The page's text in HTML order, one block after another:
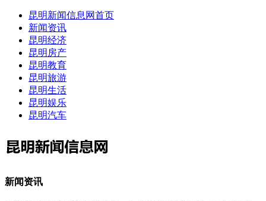
昆明新闻信息网首页
新闻资讯
昆明经济
昆明房产
昆明教育
昆明旅游
昆明生活
昆明娱乐
昆明汽车
新闻资讯